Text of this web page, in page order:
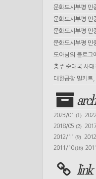
문화도시부평 민
문화도시부평 민
문화도시부평 민
문화도시부평 민
도아님의 블로그
충주 순대국 사
대한곱창 밀키트
2023/01 (1)
2018/05 (2)
2012/11(9)
2011/10(16)
link